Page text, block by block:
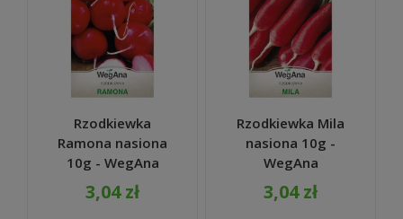
Rzodkiewka
Ramona nasiona
10g - WegAna
3,04 zł
Rzodkiewka Mila
nasiona 10g -
WegAna
3,04 zł